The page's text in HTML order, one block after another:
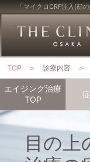
「マイクロCRF注入(顔
TOP 診療内容
エイジング治療
TOP
目の上